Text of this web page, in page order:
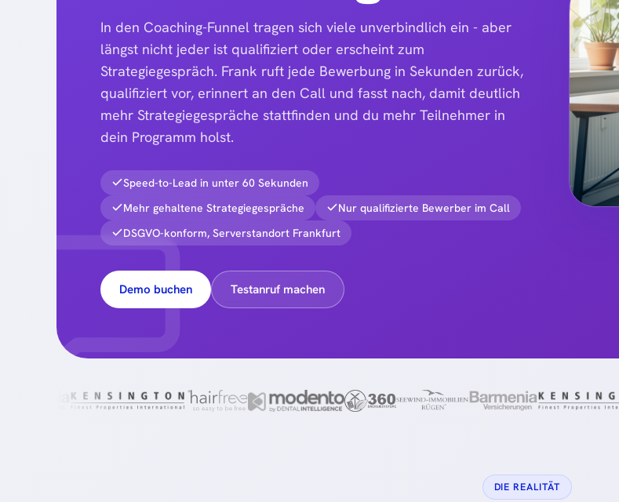
In den Coaching-Funnel tragen sich viele unverbindlich ein - aber
längst nicht jeder ist qualifiziert oder erscheint zum
Strategiegespräch. Frank ruft jede Bewerbung in Sekunden zurück,
qualifiziert vor, erinnert an den Call und fasst nach, damit deutlich
mehr Strategiegespräche stattfinden und du mehr Teilnehmer in
dein Programm holst.
Speed-to-Lead in unter 60 Sekunden
Mehr gehaltene Strategiegespräche
Nur qualifizierte Bewerber im Call
DSGVO-konform, Serverstandort Frankfurt
Demo buchen Testanruf machen
DIE REALITÄT